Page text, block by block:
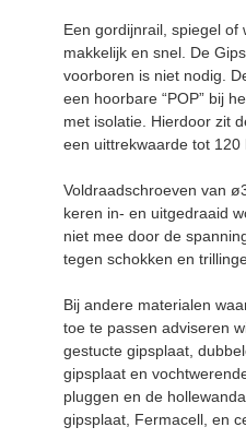
Een gordijnrail, spiegel of
makkelijk en snel. De
voorboren is niet nodig.
een hoorbare “POP” bij
met isolatie. Hierdoor zit
een uittrekwaarde tot 120
Voldraadschroeven van
keren in- en uitgedraaid
niet mee door de
tegen schokken en
Bij andere materialen
toe te passen adviseren
gestucte gipsplaat,
gipsplaat en
pluggen en de
gipsplaat, Fermacell, en